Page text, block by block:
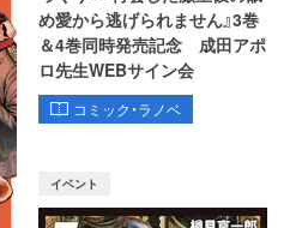
め愛から逃げられません』3巻
＆4巻同時発売記念 成田アポ
ロ先生WEBサイン会
コミック・ラノベ
イベント